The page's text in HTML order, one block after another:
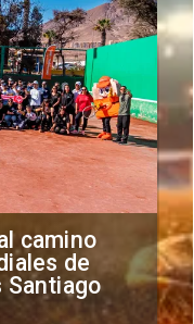
camino
de
Santiago